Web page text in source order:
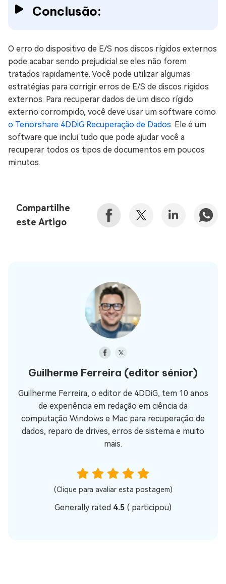
Conclusão:
O erro do dispositivo de E/S nos discos rígidos externos
pode acabar sendo prejudicial se eles não forem
tratados rapidamente. Você pode utilizar algumas
estratégias para corrigir erros de E/S de discos rígidos
externos. Para recuperar dados de um disco rígido
externo corrompido, você deve usar um software como
o Tenorshare 4DDiG Recuperação de Dados. Ele é um
software que inclui tudo que pode ajudar você a
recuperar todos os tipos de documentos em poucos
minutos.
Compartilhe
este Artigo
Guilherme Ferreira (editor sénior)
Guilherme Ferreira, o editor de 4DDiG, tem 10 anos
de experiência em redação em ciência da
computação Windows e Mac para recuperação de
dados, reparo de drives, erros de sistema e muito
mais.
(Clique para avaliar esta postagem)
Generally rated 4.5 ( participou)